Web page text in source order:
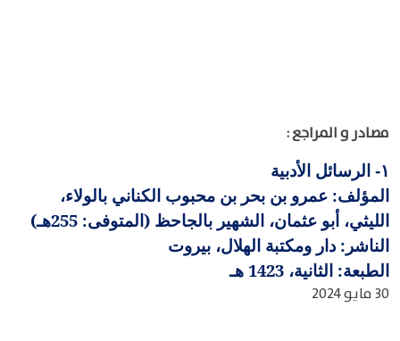
مصادر و المراجع :
١-
الرسائل الأدبية
المؤلف: عمرو بن بحر بن محبوب الكناني بالولاء،
الليثي، أبو عثمان، الشهير بالجاحظ (المتوفى: 255هـ)
الناشر: دار ومكتبة الهلال، بيروت
الطبعة: الثانية، 1423 هـ
30 مايو 2024